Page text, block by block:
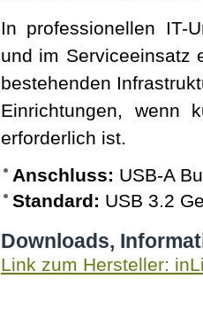
In professionellen IT-
und im Serviceeinsatz
bestehenden
Einrichtungen, wenn
erforderlich ist.
Anschluss: USB-A
Standard: USB 3.2
Downloads,
Link zum Hersteller: